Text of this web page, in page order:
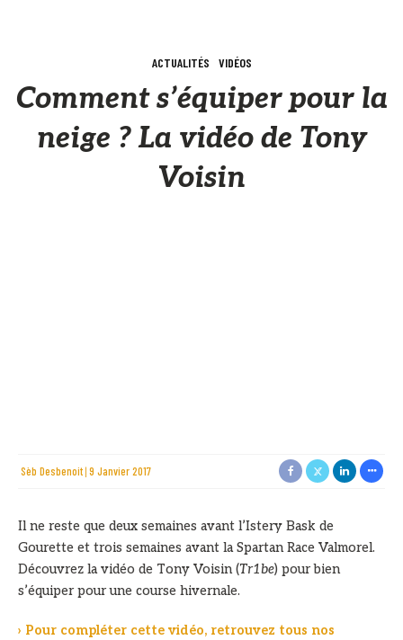
ACTUALITÉS VIDÉOS
Comment s’équiper pour la
neige ? La vidéo de Tony
Voisin
Sèb Desbenoit 9 Janvier 2017
Il ne reste que deux semaines avant l’Istery Bask de
Gourette et trois semaines avant la Spartan Race Valmorel.
Découvrez la vidéo de Tony Voisin (Tr1be) pour bien
s’équiper pour une course hivernale.
› Pour compléter cette vidéo, retrouvez tous nos